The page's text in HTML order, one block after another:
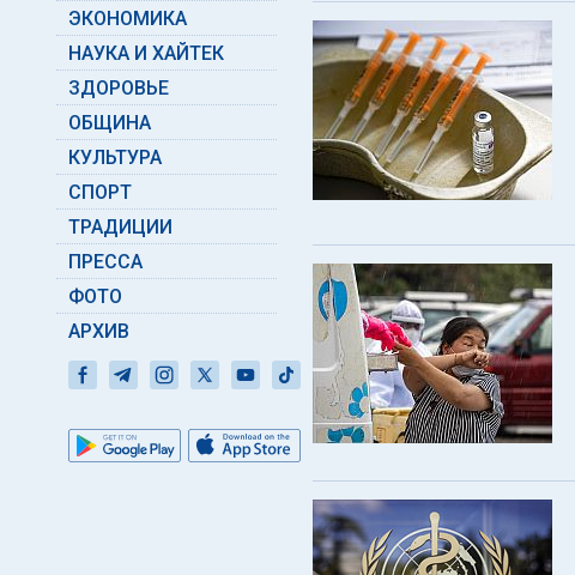
ЭКОНОМИКА
НАУКА И ХАЙТЕК
ЗДОРОВЬЕ
ОБЩИНА
КУЛЬТУРА
СПОРТ
ТРАДИЦИИ
ПРЕССА
ФОТО
АРХИВ